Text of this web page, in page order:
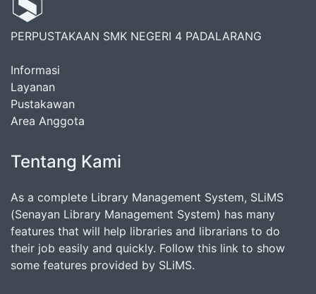
PERPUSTAKAAN SMK NEGERI 4 PADALARANG
Informasi
Layanan
Pustakawan
Area Anggota
Tentang Kami
As a complete Library Management System, SLiMS
(Senayan Library Management System) has many
features that will help libraries and librarians to do
their job easily and quickly. Follow this link to show
some features provided by SLiMS.